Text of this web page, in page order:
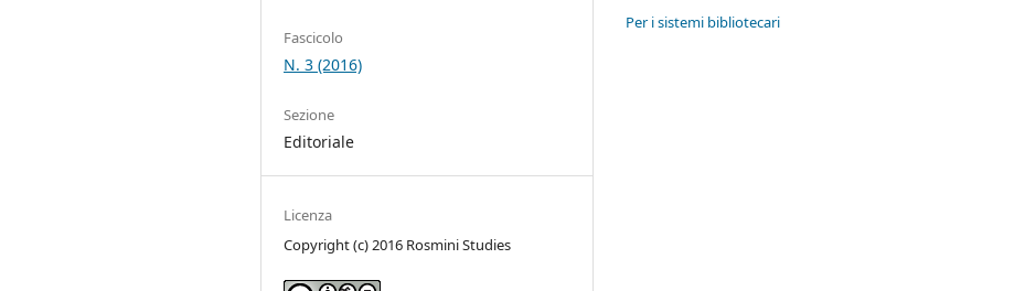
Fascicolo
N. 3 (2016)
Sezione
Editoriale
Licenza
Copyright (c) 2016 Rosmini Studies
Per i sistemi bibliotecari